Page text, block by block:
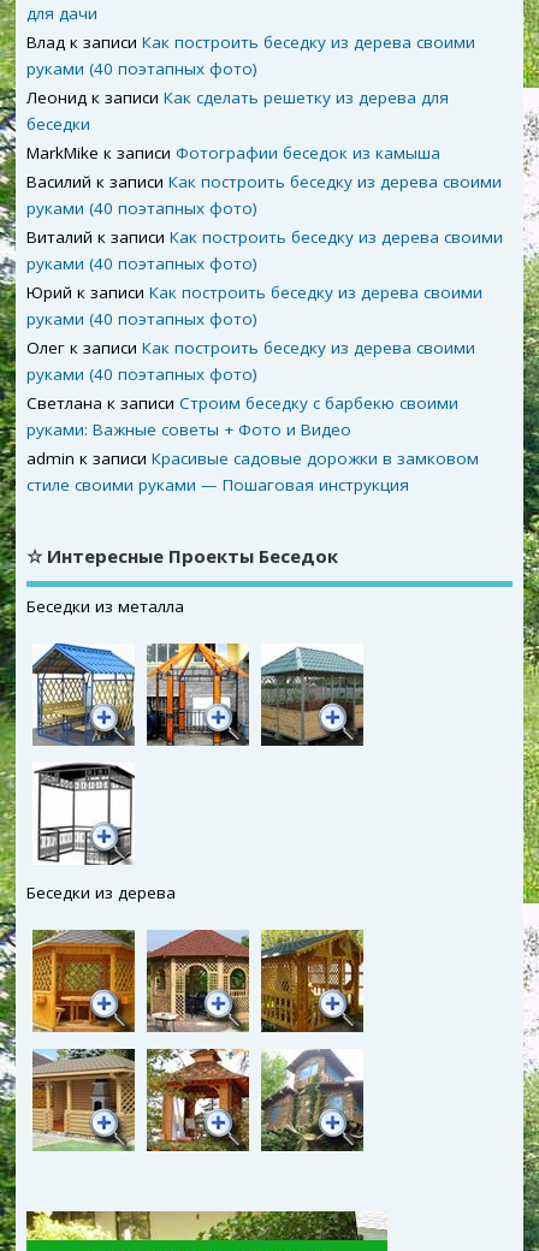
для дачи
Владк записи Как построить беседку из дерева своими
руками (40 поэтапных фото)
Леонидк записи Как сделать решетку из дерева для
беседки
MarkMike к записи Фотографии беседок из камыша
Василий к записи Как построить беседку из дерева своими
руками (40 поэтапных фото)
Виталий к записи Как построить беседку из дерева своими
руками (40 поэтапных фото)
Юрий к записи Как построить беседку из дерева своими
руками (40 поэтапных фото)
Олегк записи Как построить беседку из дерева своими
руками (40 поэтапных фото)
Светлана к записи Строим беседку с барбекю своими
руками: Важные советы + Фото и Видео
admin к записи Красивые садовые дорожки в замковом
стиле своими руками — Пошаговая инструкция
☆ Интересные Проекты Беседок
Беседки из металла
Беседки из дерева